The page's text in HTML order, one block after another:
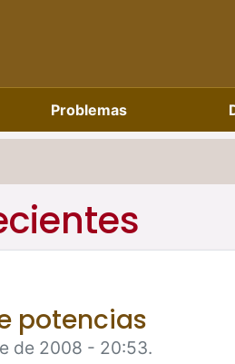
Problemas
potencias
de 2008 - 20:53.